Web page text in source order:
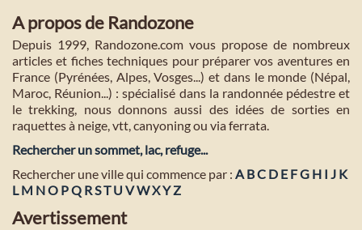
A propos de Randozone
Depuis 1999, Randozone.com vous propose de nombreux
articles et fiches techniques pour préparer vos aventures en
France (Pyrénées, Alpes, Vosges...) et dans le monde (Népal,
Maroc, Réunion...) : spécialisé dans la randonnée pédestre et
le trekking, nous donnons aussi des idées de sorties en
raquettes à neige, vtt, canyoning ou via ferrata.
Rechercher un sommet, lac, refuge...
Rechercher une ville qui commence par : A BC D E FG H I J K
L M NO PQ RST U VWXYZ
Avertissement